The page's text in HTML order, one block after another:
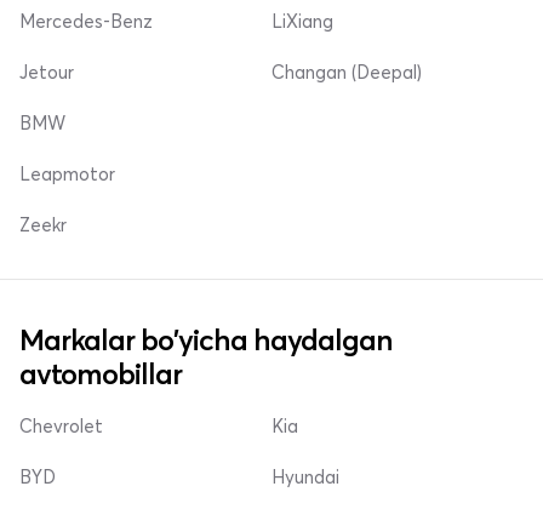
Mercedes-Benz
Jetour
LiXiang
Changan (Deepal)
BMW
Leapmotor
Zeekr
Markalar bo'yicha haydalgan
avtomobillar
Chevrolet
BYD
Kia
Hyundai